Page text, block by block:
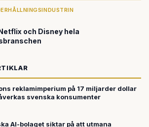
och Disney hela
reklamimperium på 17 miljarder dollar
svenska konsumenter
AI-bolaget siktar på att utmana